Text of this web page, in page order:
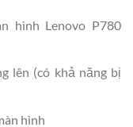
hình Lenovo P780
lên (có khả năng bị
hình